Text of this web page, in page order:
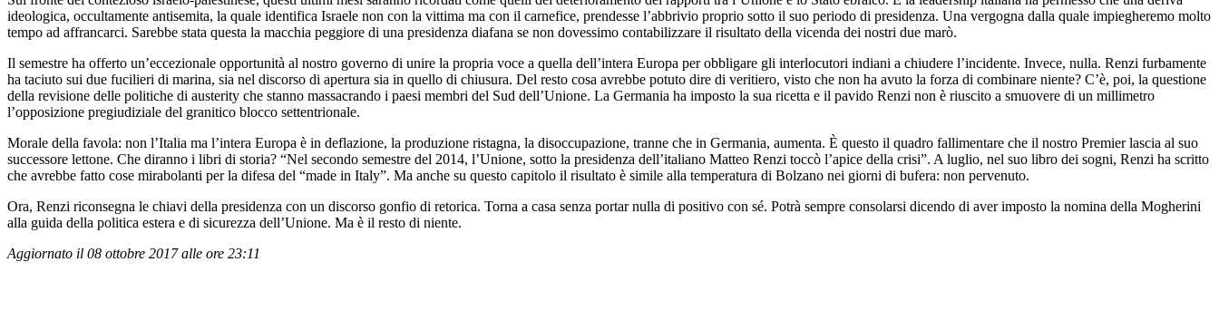
ideologica, occultamente antisemita, la quale identifica Israele non con la vittima ma con il carnefice, prendesse l’abbrivio proprio sotto il suo periodo di presidenza. Una vergogna dalla quale impiegheremo molto
tempo ad affrancarci. Sarebbe stata questa la macchia peggiore di una presidenza diafana se non dovessimo contabilizzare il risultato della vicenda dei nostri due marò.
Il semestre ha offerto un’eccezionale opportunità al nostro governo di unire la propria voce a quella dell’intera Europa per obbligare gli interlocutori indiani a chiudere l’incidente. Invece, nulla. Renzi furbamente
ha taciuto sui due fucilieri di marina, sia nel discorso di apertura sia in quello di chiusura. Del resto cosa avrebbe potuto dire di veritiero, visto che non ha avuto la forza di combinare niente? C’è, poi, la questione
della revisione delle politiche di austerity che stanno massacrando i paesi membri del Sud dell’Unione. La Germania ha imposto la sua ricetta e il pavido Renzi non è riuscito a smuovere di un millimetro
l’opposizione pregiudiziale del granitico blocco settentrionale.
Morale della favola: non l’Italia ma l’intera Europa è in deflazione, la produzione ristagna, la disoccupazione, tranne che in Germania, aumenta. È questo il quadro fallimentare che il nostro Premier lascia al suo
successore lettone. Che diranno i libri di storia? “Nel secondo semestre del 2014, l’Unione, sotto la presidenza dell’italiano Matteo Renzi toccò l’apice della crisi”. A luglio, nel suo libro dei sogni, Renzi ha scritto
che avrebbe fatto cose mirabolanti per la difesa del “made in Italy”. Ma anche su questo capitolo il risultato è simile alla temperatura di Bolzano nei giorni di bufera: non pervenuto.
Ora, Renzi riconsegna le chiavi della presidenza con un discorso gonfio di retorica. Torna a casa senza portar nulla di positivo con sé. Potrà sempre consolarsi dicendo di aver imposto la nomina della Mogherini
alla guida della politica estera e di sicurezza dell’Unione. Ma è il resto di niente.
Aggiornato il 08 ottobre 2017 alle ore 23:11